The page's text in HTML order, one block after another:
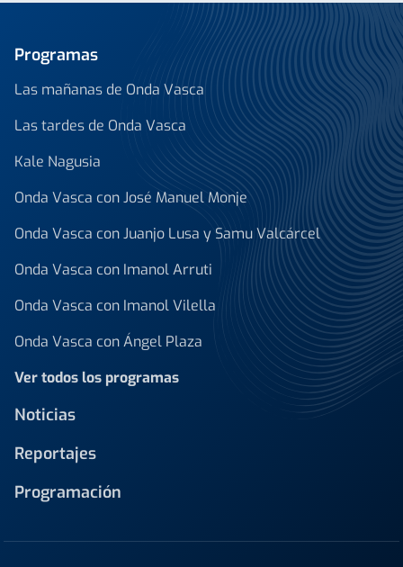
Programas
Las mañanas de Onda Vasca
Las tardes de Onda Vasca
Kale Nagusia
Onda Vasca con José Manuel Monje
Onda Vasca con Juanjo Lusa y Samu Valcárcel
Onda Vasca con Imanol Arruti
Onda Vasca con Imanol Vilella
Onda Vasca con Ángel Plaza
Ver todos los programas
Noticias
Reportajes
Programación